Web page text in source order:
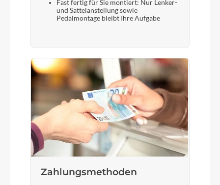
Fast fertig für Sie montiert: Nur Lenker-
und Sattelanstellung sowie
Pedalmontage bleibt Ihre Aufgabe
Zahlungsmethoden